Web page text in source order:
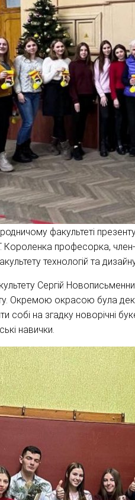
факультеті
Короленка професорка,
технологій та
Сергій
Окремою окрасою була
собі на згадку новорічні
навички.